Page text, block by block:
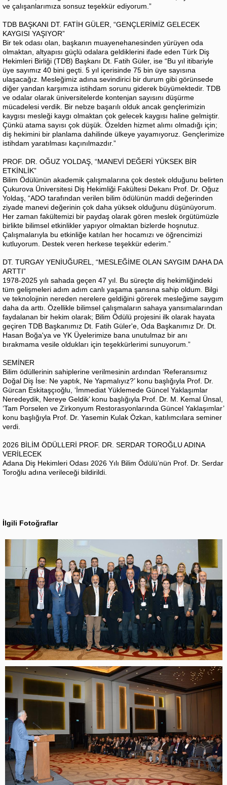
ve çalışanlarımıza sonsuz teşekkür ediyorum.”
TDB BAŞKANI DT. FATİH GÜLER, “GENÇLERİMİZ GELECEK
KAYGISI YAŞIYOR”
Bir tek odası olan, başkanın muayenehanesinden yürüyen oda
olmaktan, altyapısı güçlü odalara geldiklerini ifade eden Türk Diş
Hekimleri Birliği (TDB) Başkanı Dt. Fatih Güler, ise “Bu yıl itibariyle
üye sayımız 40 bini geçti. 5 yıl içerisinde 75 bin üye sayısına
ulaşacağız. Mesleğimiz adına sevindirici bir durum gibi görünsede
diğer yandan karşımıza istihdam sorunu giderek büyümektedir. TDB
ve odalar olarak üniversitelerde kontenjan sayısını düşürme
mücadelesi verdik. Bir nebze başarılı olduk ancak gençlerimizin
kaygısı mesleği kaygı olmaktan çok gelecek kaygısı haline gelmiştir.
Çünkü atama sayısı çok düşük. Özelden hizmet alımı olmadığı için;
diş hekimini bir planlama dahilinde ülkeye yayamıyoruz. Gençlerimize
istihdam yaratılması kaçınılmazdır.”
PROF. DR. OĞUZ YOLDAŞ, “MANEVİ DEĞERİ YÜKSEK BİR
ETKİNLİK”
Bilim Ödülünün akademik çalışmalarına çok destek olduğunu belirten
Çukurova Üniversitesi Diş Hekimliği Fakültesi Dekanı Prof. Dr. Oğuz
Yoldaş, “ADO tarafından verilen bilim ödülünün maddi değerinden
ziyade manevi değerinin çok daha yüksek olduğunu düşünüyorum.
Her zaman fakültemizi bir paydaş olarak gören meslek örgütümüzle
birlikte bilimsel etkinlikler yapıyor olmaktan bizlerde hoşnutuz.
Çalışmalarıyla bu etkinliğe katılan her hocamızı ve öğrencimizi
kutluyorum. Destek veren herkese teşekkür ederim.”
DT. TURGAY YENİUĞUREL, “MESLEĞİME OLAN SAYGIM DAHA DA
ARTTI”
1978-2025 yılı sahada geçen 47 yıl. Bu süreçte diş hekimliğindeki
tüm gelişmeleri adım adım canlı yaşama şansına sahip oldum. Bilgi
ve teknolojinin nereden nerelere geldiğini görerek mesleğime saygım
daha da arttı. Özellikle bilimsel çalışmaların sahaya yansımalarından
faydalanan bir hekim olarak; Bilim Ödülü projesini ilk olarak hayata
geçiren TDB Başkanımız Dt. Fatih Güler'e, Oda Başkanımız Dr. Dt.
Hasan Boğa'ya ve YK Üyelerimize bana unutulmaz bir anı
bırakmama vesile oldukları için teşekkürlerimi sunuyorum.”
SEMİNER
Bilim ödüllerinin sahiplerine verilmesinin ardından ‘Referansımız
Doğal Diş İse: Ne yaptık, Ne Yapmalıyız?’ konu başlığıyla Prof. Dr.
Gürcan Eskitaşçıoğlu, ‘İmmediat Yüklemede Güncel Yaklaşımlar
Neredeydik, Nereye Geldik’ konu başlığıyla Prof. Dr. M. Kemal Ünsal,
‘Tam Porselen ve Zirkonyum Restorasyonlarında Güncel Yaklaşımlar’
konu başlığıyla Prof. Dr. Yasemin Kulak Özkan, katılımcılara seminer
verdi.
2026 BİLİM ÖDÜLLERİ PROF. DR. SERDAR TOROĞLU ADINA
VERİLECEK
Adana Diş Hekimleri Odası 2026 Yılı Bilim Ödülü’nün Prof. Dr. Serdar
Toroğlu adına verileceği bildirildi.
İlgili Fotoğraflar